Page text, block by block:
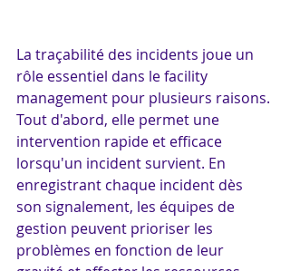
La traçabilité des incidents joue un
rôle essentiel dans le facility
management pour plusieurs raisons.
Tout d'abord, elle permet une
intervention rapide et efficace
lorsqu'un incident survient. En
enregistrant chaque incident dès
son signalement, les équipes de
gestion peuvent prioriser les
problèmes en fonction de leur